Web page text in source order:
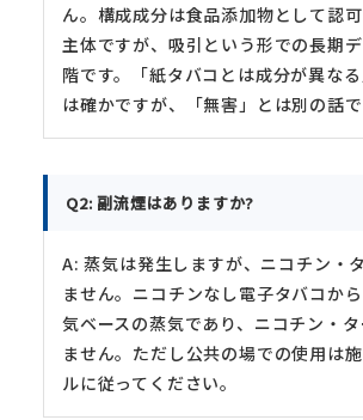
ん。構成成分は食品添加物として認
主体ですが、吸引という形での長期
階です。「紙タバコとは成分が異な
は確かですが、「無害」とは別の話で
Q2: 副流煙はありますか?
A: 蒸気は発生しますが、ニコチン・
ません。ニコチンなし電子タバコか
気ベースの蒸気であり、ニコチン・
ません。ただし公共の場での使用は
ルに従ってください。